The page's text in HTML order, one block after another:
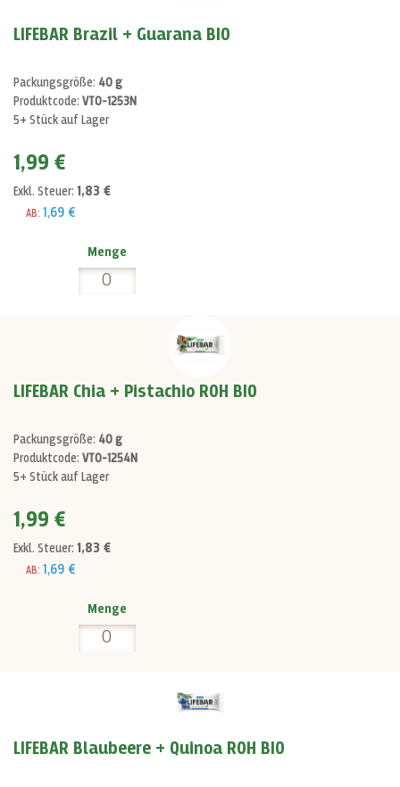
LIFEBAR Brazil + Guarana BIO
Packungsgröße: 40 g
Produktcode: VT0-1253N
5+ Stück auf Lager
1,99 €
Exkl. Steuer: 1,83 €
AB: 1,69 €
Menge
LIFEBAR Chia + Pistachio ROH BIO
Packungsgröße: 40 g
Produktcode: VT0-1254N
5+ Stück auf Lager
1,99 €
Exkl. Steuer: 1,83 €
AB: 1,69 €
Menge
LIFEBAR Blaubeere + Quinoa ROH BIO